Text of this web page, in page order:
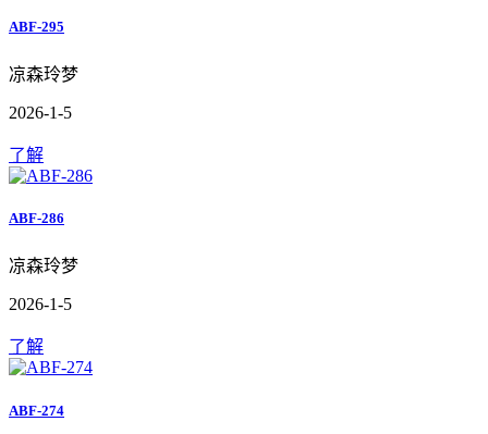
ABF-295
凉森玲梦
2026-1-5
了解
ABF-286
凉森玲梦
2026-1-5
了解
ABF-274